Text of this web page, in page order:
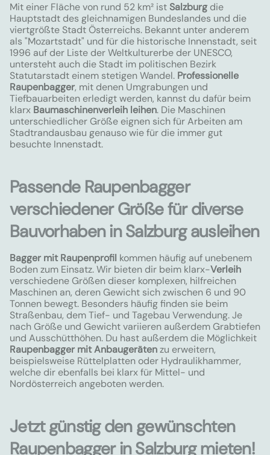
Mit einer Fläche von rund 52 km² istSalzburg die
Hauptstadt des gleichnamigen Bundeslandes und die
viertgrößte Stadt Österreichs. Bekannt unter anderem
als "Mozartstadt" und für die historische Innenstadt, seit
1996 auf der Liste der Weltkulturerbe der UNESCO,
untersteht auch die Stadt im politischen Bezirk
Statutarstadt einem stetigen Wandel. Professionelle
Raupenbagger, mit denen Umgrabungen und
Tiefbauarbeiten erledigt werden, kannst du dafür beim
klarx Baumaschinenverleih leihen. Die Maschinen
unterschiedlicher Größe eignen sich für Arbeiten am
Stadtrandausbau genauso wie für die immer gut
besuchte Innenstadt.
Passende Raupenbagger
verschiedener Größe für diverse
Bauvorhaben in Salzburg ausleihen
Bagger mit Raupenprofil kommen häufig auf unebenem
Boden zum Einsatz. Wir bieten dir beim klarx-Verleih
verschiedene Größen dieser komplexen, hilfreichen
Maschinen an, deren Gewicht sich zwischen 6 und 90
Tonnen bewegt. Besonders häufig finden sie beim
Straßenbau, dem Tief- und Tagebau Verwendung. Je
nach Größe und Gewicht variieren außerdem Grabtiefen
und Ausschütthöhen. Du hast außerdem die Möglichkeit
Raupenbagger mit Anbaugerätenzu erweitern,
beispielsweise Rüttelplatten oder Hydraulikhammer,
welche dir ebenfalls bei klarx für Mittel- und
Nordösterreich angeboten werden.
Jetzt günstig den gewünschten
Raupenbagger in Salzburg mieten!